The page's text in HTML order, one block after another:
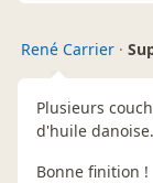
René Carrier ·
Plusieurs
d'huile danoise.
Bonne finition !